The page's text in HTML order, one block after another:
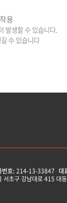
용
발생할 수 있습니다.
수 있습니다
번호: 214-13-33847 대
서초구 강남대로 415 대